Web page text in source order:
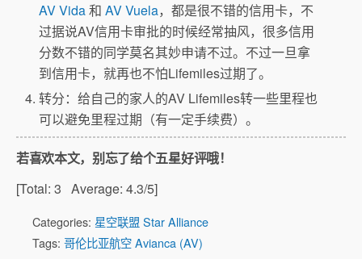
AV Vida和AV Vuela，都是很不错的信用卡，不
过据说AV信用卡审批的时候经常抽风，很多信用
分数不错的同学莫名其妙申请不过。不过一旦拿
到信用卡，就再也不怕Lifemiles过期了。
转分：给自己的家人的AV Lifemiles转一些里程也
可以避免里程过期（有一定手续费）。
若喜欢本文，别忘了给个五星好评哦！
[Total: 3 Average: 4.3/5]
Categories: 星空联盟 Star Alliance
Tags: 哥伦比亚航空 Avianca (AV)